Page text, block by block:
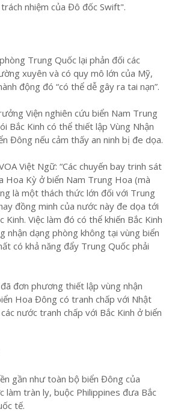
nhiệm của Đô đốc Swift".
Trung Quốc lại phản đối các
xuyên và có quy mô lớn của Mỹ,
động đó “có thể dễ gây ra tai nạn”.
Viện nghiên cứu biển Nam Trung
Bắc Kinh có thể thiết lập Vùng Nhận
Đông nếu cảm thấy an ninh bị đe dọa.
Việt Ngữ: “Các chuyến bay trinh sát
Hoa Kỳ ở biển Nam Trung Hoa (mà
là một thách thức lớn đối với Trung
đồng minh của nước này đe dọa tới
Kinh. Việc làm đó có thể khiến Bắc Kinh
nhận dạng phòng không tại vùng biển
có khả năng đẩy Trung Quốc phải
đơn phương thiết lập vùng nhận
Hoa Đông có tranh chấp với Nhật
nước tranh chấp với Bắc Kinh ở biển
gần như toàn bộ biển Đông của
làm tràn ly, buộc Philippines đưa Bắc
tế.